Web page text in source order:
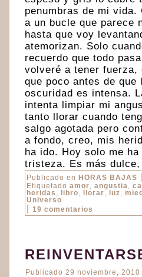
penumbras de mi
a un bucle que parece
hasta que voy
atemorizan. Solo
recuerdo que todo
volveré a tener
que poco antes de
oscuridad es intensa.
intenta limpiar mi
tanto llorar cuando
salgo agotada pero
a fondo, creo, mis
ha ido. Hoy solo me
tristeza. Es más
Publicado en HORAS BAJAS
Etiquetado amor, angustia,
heridas , libro, llorar, luz,
Universo
19 comentarios
Publicado 29 noviembre, 2010